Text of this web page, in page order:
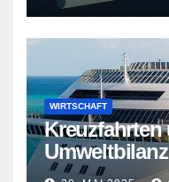
WIRTSCHAFT
Kreuzfahrten